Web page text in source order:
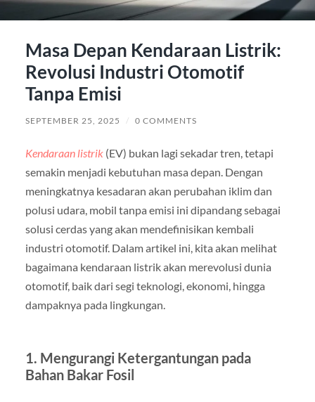
Masa Depan Kendaraan Listrik:
Revolusi Industri Otomotif
Tanpa Emisi
SEPTEMBER 25, 2025 / 0 COMMENTS
Kendaraan listrik(EV) bukan lagi sekadar tren, tetapi
semakin menjadi kebutuhan masa depan. Dengan
meningkatnya kesadaran akan perubahan iklim dan
polusi udara, mobil tanpa emisi ini dipandang sebagai
solusi cerdas yang akan mendefinisikan kembali
industri otomotif. Dalam artikel ini, kita akan melihat
bagaimana kendaraan listrik akan merevolusi dunia
otomotif, baik dari segi teknologi, ekonomi, hingga
dampaknya pada lingkungan.
1. Mengurangi Ketergantungan pada
Bahan Bakar Fosil